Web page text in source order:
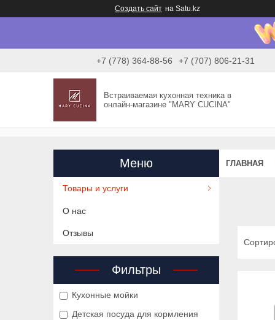
Создать сайт на Satu.kz
+7 (778) 364-88-56 +7 (707) 806-21-31
Встраиваемая кухонная техника в
онлайн-магазине "MARY CUCINA"
ГЛАВНАЯ
Товары и услуги
О нас
Отзывы
Фильтры
Кухонные мойки
Детская посуда для кормления